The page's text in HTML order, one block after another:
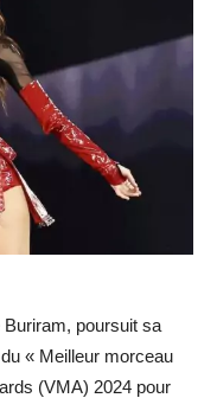
poursuit sa
« Meilleur morceau
(VMA) 2024 pour